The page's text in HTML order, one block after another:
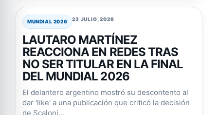
MUNDIAL 2026 23 JULIO, 2026
LAUTARO MARTÍNEZ
REACCIONA EN REDES TRAS
NO SER TITULAR EN LA FINAL
DEL MUNDIAL 2026
El delantero argentino mostró su descontento al
dar 'like' a una publicación que criticó la decisión
de Scaloni...